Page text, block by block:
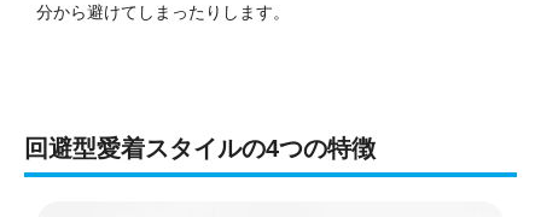
分から避けてしまったりします。
回避型愛着スタイルの4つの特徴